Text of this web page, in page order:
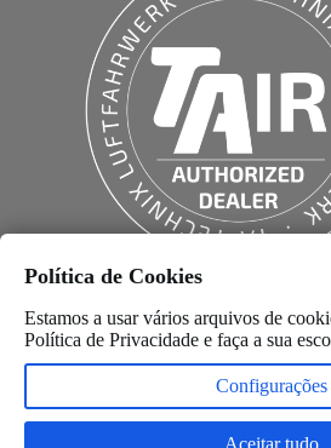
Política de Cookies
Estamos a usar vários arquivos de
Política de Privacidade e faça a sua
Configurações
Aceitar tudo